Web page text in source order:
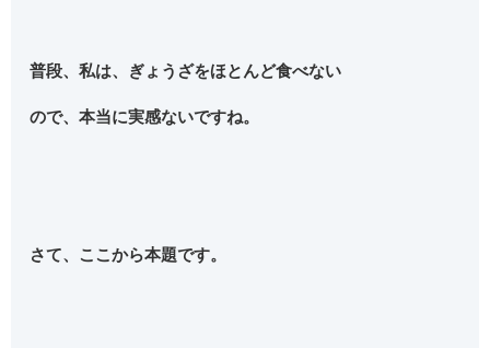
普段、私は、ぎょうざをほとんど食べない
ので、本当に実感ないですね。
さて、ここから本題です。